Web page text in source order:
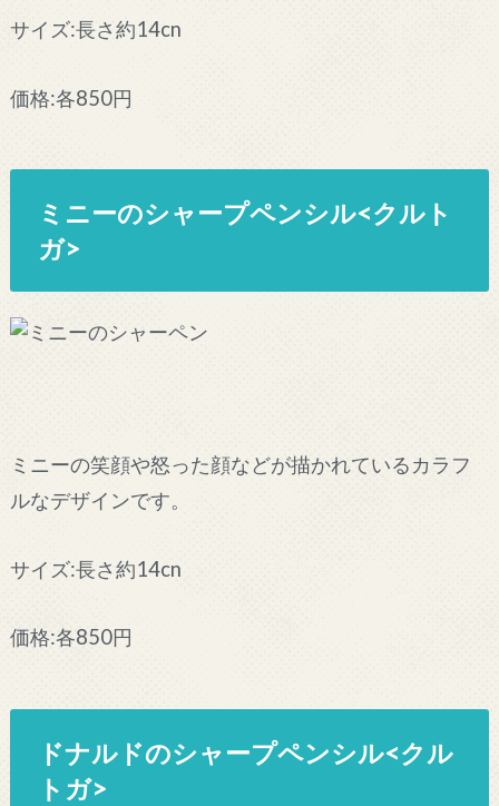
サイズ:長さ約14cn
価格:各850円
ミニーのシャープペンシル<クルト
ガ>
ミニーの笑顔や怒った顔などが描かれているカラフ
ルなデザインです。
サイズ:長さ約14cn
価格:各850円
ドナルドのシャープペンシル<クル
トガ>